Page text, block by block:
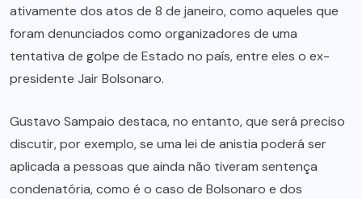
ativamente dos atos de 8 de janeiro, como aqueles que
foram denunciados como organizadores de uma
tentativa de golpe de Estado no país, entre eles o ex-
presidente Jair Bolsonaro.
Gustavo Sampaio destaca, no entanto, que será preciso
discutir, por exemplo, se uma lei de anistia poderá ser
aplicada a pessoas que ainda não tiveram sentença
condenatória, como é o caso de Bolsonaro e dos